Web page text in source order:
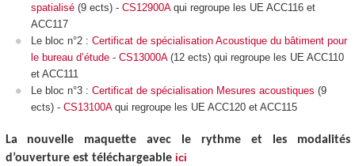
spatialisé (9 ects) - CS12900A qui regroupe les UE ACC116 et
ACC117
Le bloc n°2 : Certificat de spécialisation Acoustique du bâtiment pour
le bureau d’étude - CS13000A (12 ects) qui regroupe les UE ACC110
et ACC111
Le bloc n°3 : Certificat de spécialisation Mesures acoustiques (9
ects) - CS13100Aqui regroupe les UE ACC120 et ACC115
La nouvelle maquette avec le rythme et les modalités
d’ouverture est téléchargeable ici